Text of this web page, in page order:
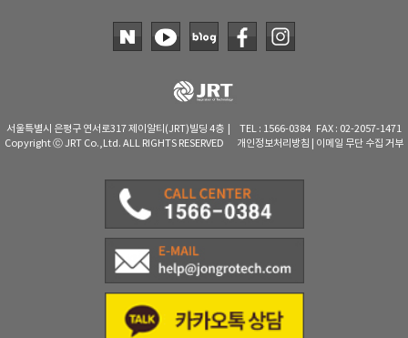
서울특별시 은평구 연서로317 제이알티(JRT)빌딩 4층 | TEL : 1566-0384 FAX : 02-2057-1471
Copyright ⓒ JRT Co.,Ltd. ALL RIGHTS RESERVED 개인정보처리방침 이메일 무단 수집 거부